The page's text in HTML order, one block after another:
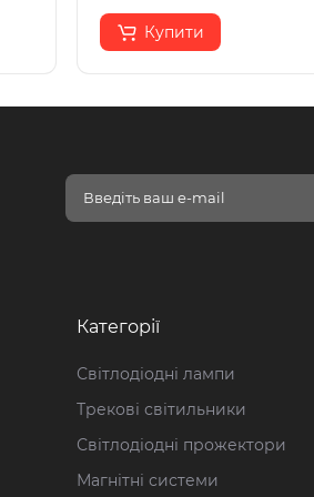
Купити
Категорії
Світлодіодні лампи
Трекові світильники
Світлодіодні прожектори
Магнітні системи